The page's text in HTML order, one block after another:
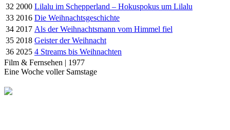
32 2000 Lilalu im Schepperland – Hokuspokus um Lilalu
33 2016 Die Weihnachtsgeschichte
34 2017 Als der Weihnachtsmann vom Himmel fiel
35 2018 Geister der Weihnacht
36 2025 4 Streams bis Weihnachten
Film & Fernsehen | 1977
Eine Woche voller Samstage